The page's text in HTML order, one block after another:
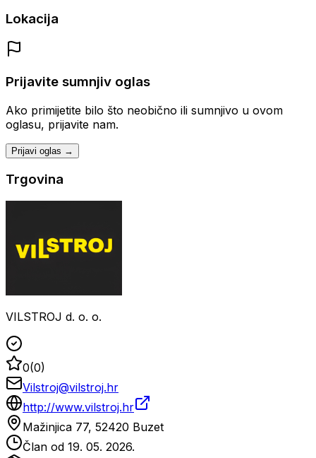
Lokacija
Prijavite sumnjiv oglas
Ako primijetite bilo što neobično ili sumnjivo u ovom
oglasu, prijavite nam.
Prijavi oglas →
Trgovina
VILSTROJ d. o. o.
0(0)
Vilstroj@vilstroj.hr
http://www.vilstroj.hr
Mažinjica 77, 52420 Buzet
Član od 19. 05. 2026.